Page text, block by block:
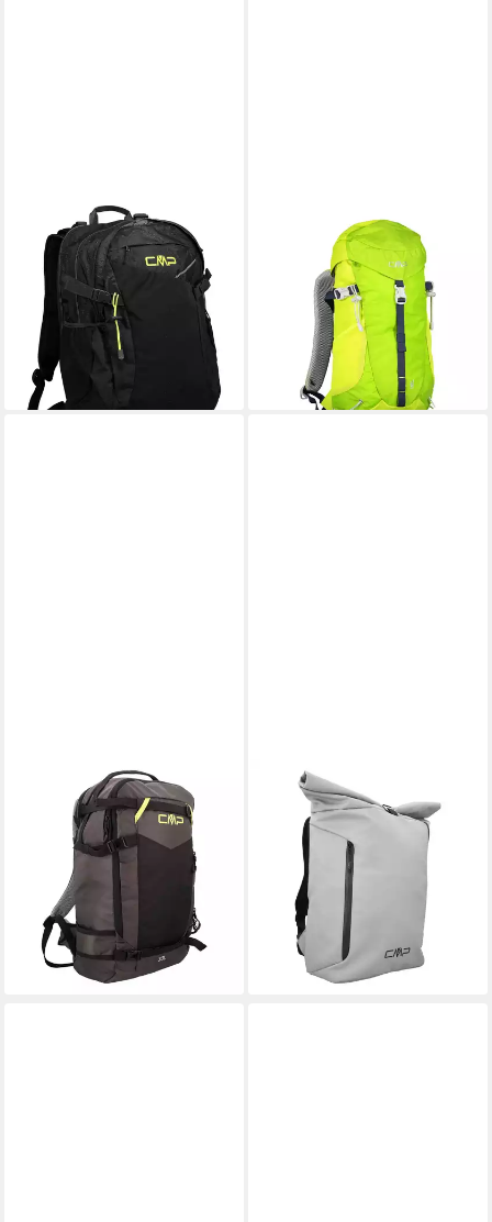
Rucksack CMP Rucksack
X'CITIES 28L BACKPACK
31V9817
61,87 €
lieferbar - in 2-3 Werktagen bei dir
Rucksack CMP Rucksack
LOOXOR 18L TREKKING
BACKPACK 30V9947
61,87 €
lieferbar - in 2-3 Werktagen bei dir
+1
Rucksack CMP Rucksack
AEROOX 30L SKI TOURING
BACKPACK 31V4727
59,48 € UVP 69,95 €
-15%
lieferbar - in 2-3 Werktagen bei dir
Rucksack CMP Rucksack
KENO 25L LIFESTYLE
BACKPACK 3V84257
45,19 €
lieferbar - in 2-3 Werktagen bei dir